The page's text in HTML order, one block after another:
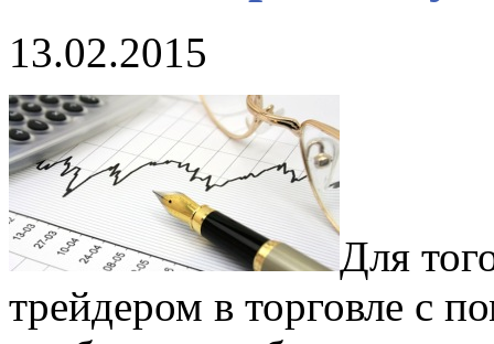
13.02.2015
Для
трейдером в торговле с